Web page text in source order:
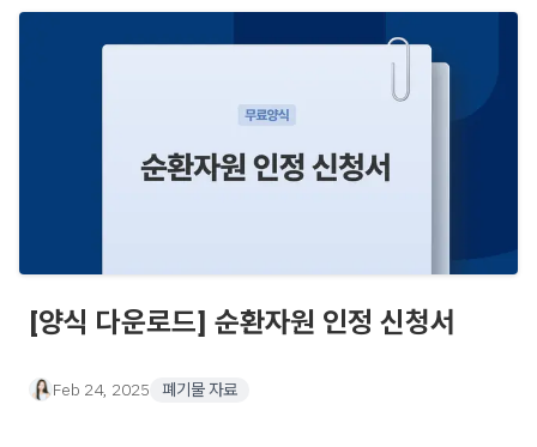
[양식 다운로드] 순환자원 인정 신청서
Feb 24, 2025 폐기물 자료